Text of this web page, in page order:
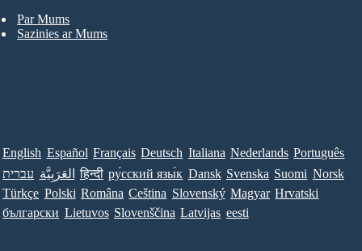
Par Mums
Sazinies ar Mums
English Español Français Deutsch Italiana Nederlands Português
עברית العَرَبِيَّة हिन्दी ру́сский язы́к Dansk Svenska Suomi Norsk
Türkçe Polski Româna Ceština Slovenský Magyar Hrvatski
български Lietuvos Slovenščina Latvijas eesti